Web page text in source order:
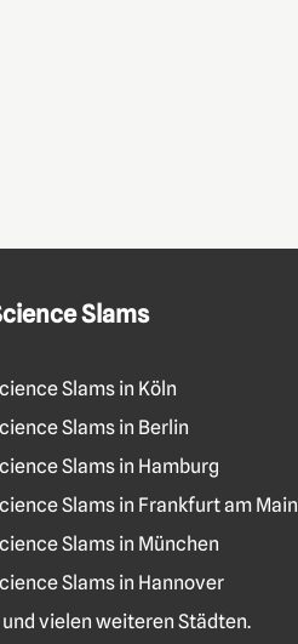
Slams
Slams in Köln
Slams in Berlin
Slams in Hamburg
Slams in Frankfurt am Main
Slams in München
Slams in Hannover
und vielen weiteren Städten.